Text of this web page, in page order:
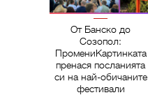
От Банско до
Созопол:
ПромениКартинката
пренася посланията
си на най-обичаните
фестивали